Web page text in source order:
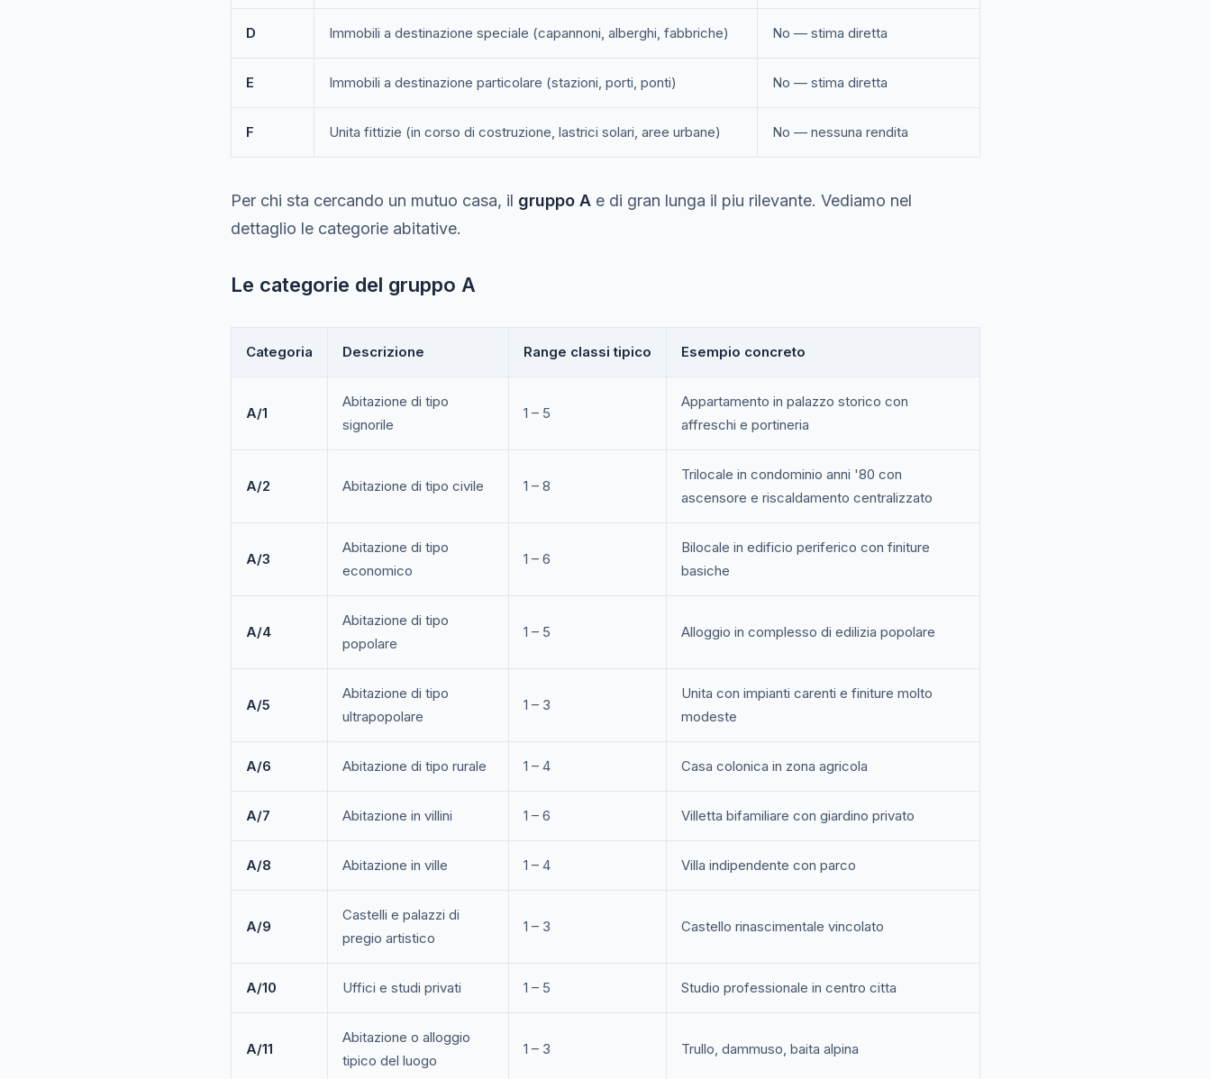
D Immobili a destinazione speciale (capannoni, alberghi, fabbriche) No — stima diretta
E Immobili a destinazione particolare (stazioni, porti, ponti) No — stima diretta
F Unita fittizie (in corso di costruzione, lastrici solari, aree urbane) No — nessuna rendita
Per chi sta cercando un mutuo casa, il gruppo A e di gran lunga il piu rilevante. Vediamo nel
dettaglio le categorie abitative.
Le categorie del gruppo A
Categoria Descrizione Range classi tipico Esempio concreto
A/1
Abitazione di tipo
signorile
1 – 5
Appartamento in palazzo storico con
affreschi e portineria
A/2 Abitazione di tipo civile 1 – 8
Trilocale in condominio anni '80 con
ascensore e riscaldamento centralizzato
A/3
Abitazione di tipo
economico
1 – 6
Bilocale in edificio periferico con finiture
basiche
A/4
Abitazione di tipo
popolare
1 – 5 Alloggio in complesso di edilizia popolare
A/5
Abitazione di tipo
ultrapopolare
1 – 3
Unita con impianti carenti e finiture molto
modeste
A/6 Abitazione di tipo rurale 1 – 4 Casa colonica in zona agricola
A/7 Abitazione in villini 1 – 6 Villetta bifamiliare con giardino privato
A/8 Abitazione in ville 1 – 4 Villa indipendente con parco
A/9
Castelli e palazzi di
pregio artistico
1 – 3 Castello rinascimentale vincolato
A/10 Uffici e studi privati 1 – 5 Studio professionale in centro citta
A/11
Abitazione o alloggio
tipico del luogo
1 – 3 Trullo, dammuso, baita alpina